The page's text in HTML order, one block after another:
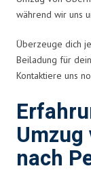
während wir uns
Überzeuge dich
Beiladung für
Kontaktiere uns
Umzug
nach